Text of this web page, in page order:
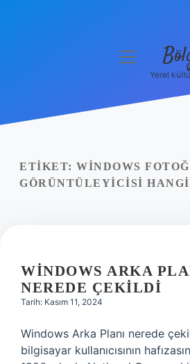
Yasal Uyarı
menüyü
Yerel
ETIKET: WINDOWS
GÖRÜNTÜLEYICISI
WINDOWS ARKA
NEREDE ÇEKILDI
Tarih: Kasım 11, 2024
Windows Arka Planı nerede
bilgisayar kullanıcısının